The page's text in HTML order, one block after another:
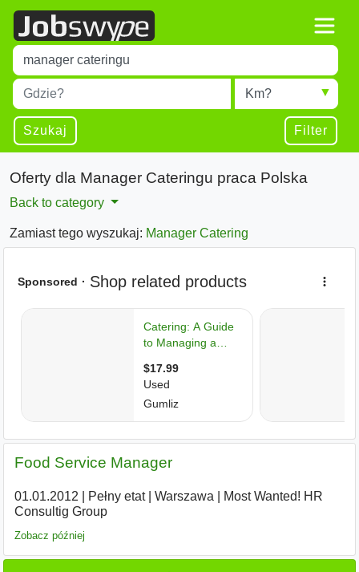
Title
Type 1 or more characters for results.
Miejscowość
Type 1 or more characters for results.
Radius
Szukaj Filter
Oferty dla Manager Cateringu praca Polska
Back to category
Zamiast tego wyszukaj: Manager Catering
Food Service Manager
01.01.2012 Pełny etat| Warszawa
Most Wanted! HR
Consultig Group
Zobacz później